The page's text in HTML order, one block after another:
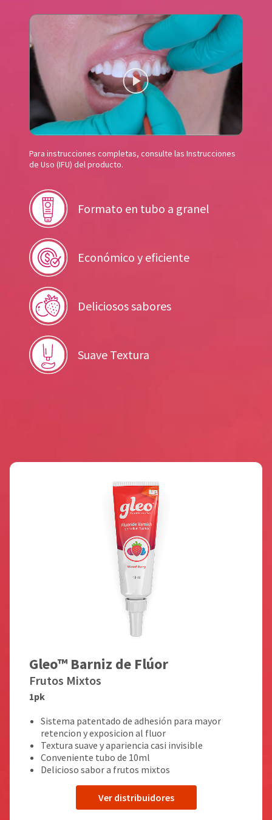
Para instrucciones completas, consulte las Instrucciones
de Uso (IFU) del producto.
Formato en tubo a granel
Económico y eficiente
Deliciosos sabores
Suave Textura
Gleo™ Barniz de Flúor
Frutos Mixtos
1pk
Sistema patentado de adhesión para mayor
retencion y exposicion al fluor
Textura suave y apariencia casi invisible
Conveniente tubo de 10ml
Delicioso sabor a frutos mixtos
Ver distribuidores